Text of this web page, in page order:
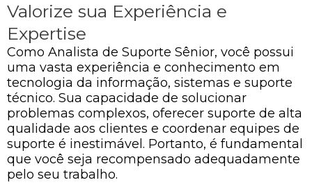
Valorize sua Experiência e
Expertise
Como Analista de Suporte Sênior, você possui
uma vasta experiência e conhecimento em
tecnologia da informação, sistemas e suporte
técnico. Sua capacidade de solucionar
problemas complexos, oferecer suporte de alta
qualidade aos clientes e coordenar equipes de
suporte é inestimável. Portanto, é fundamental
que você seja recompensado adequadamente
pelo seu trabalho.